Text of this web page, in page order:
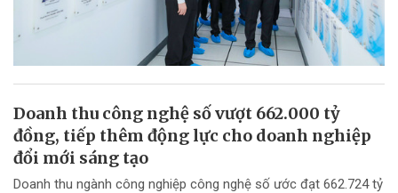
Doanh thu công nghệ số vượt 662.000 tỷ
đồng, tiếp thêm động lực cho doanh nghiệp
đổi mới sáng tạo
Doanh thu ngành công nghiệp công nghệ số ước đạt 662.724 tỷ